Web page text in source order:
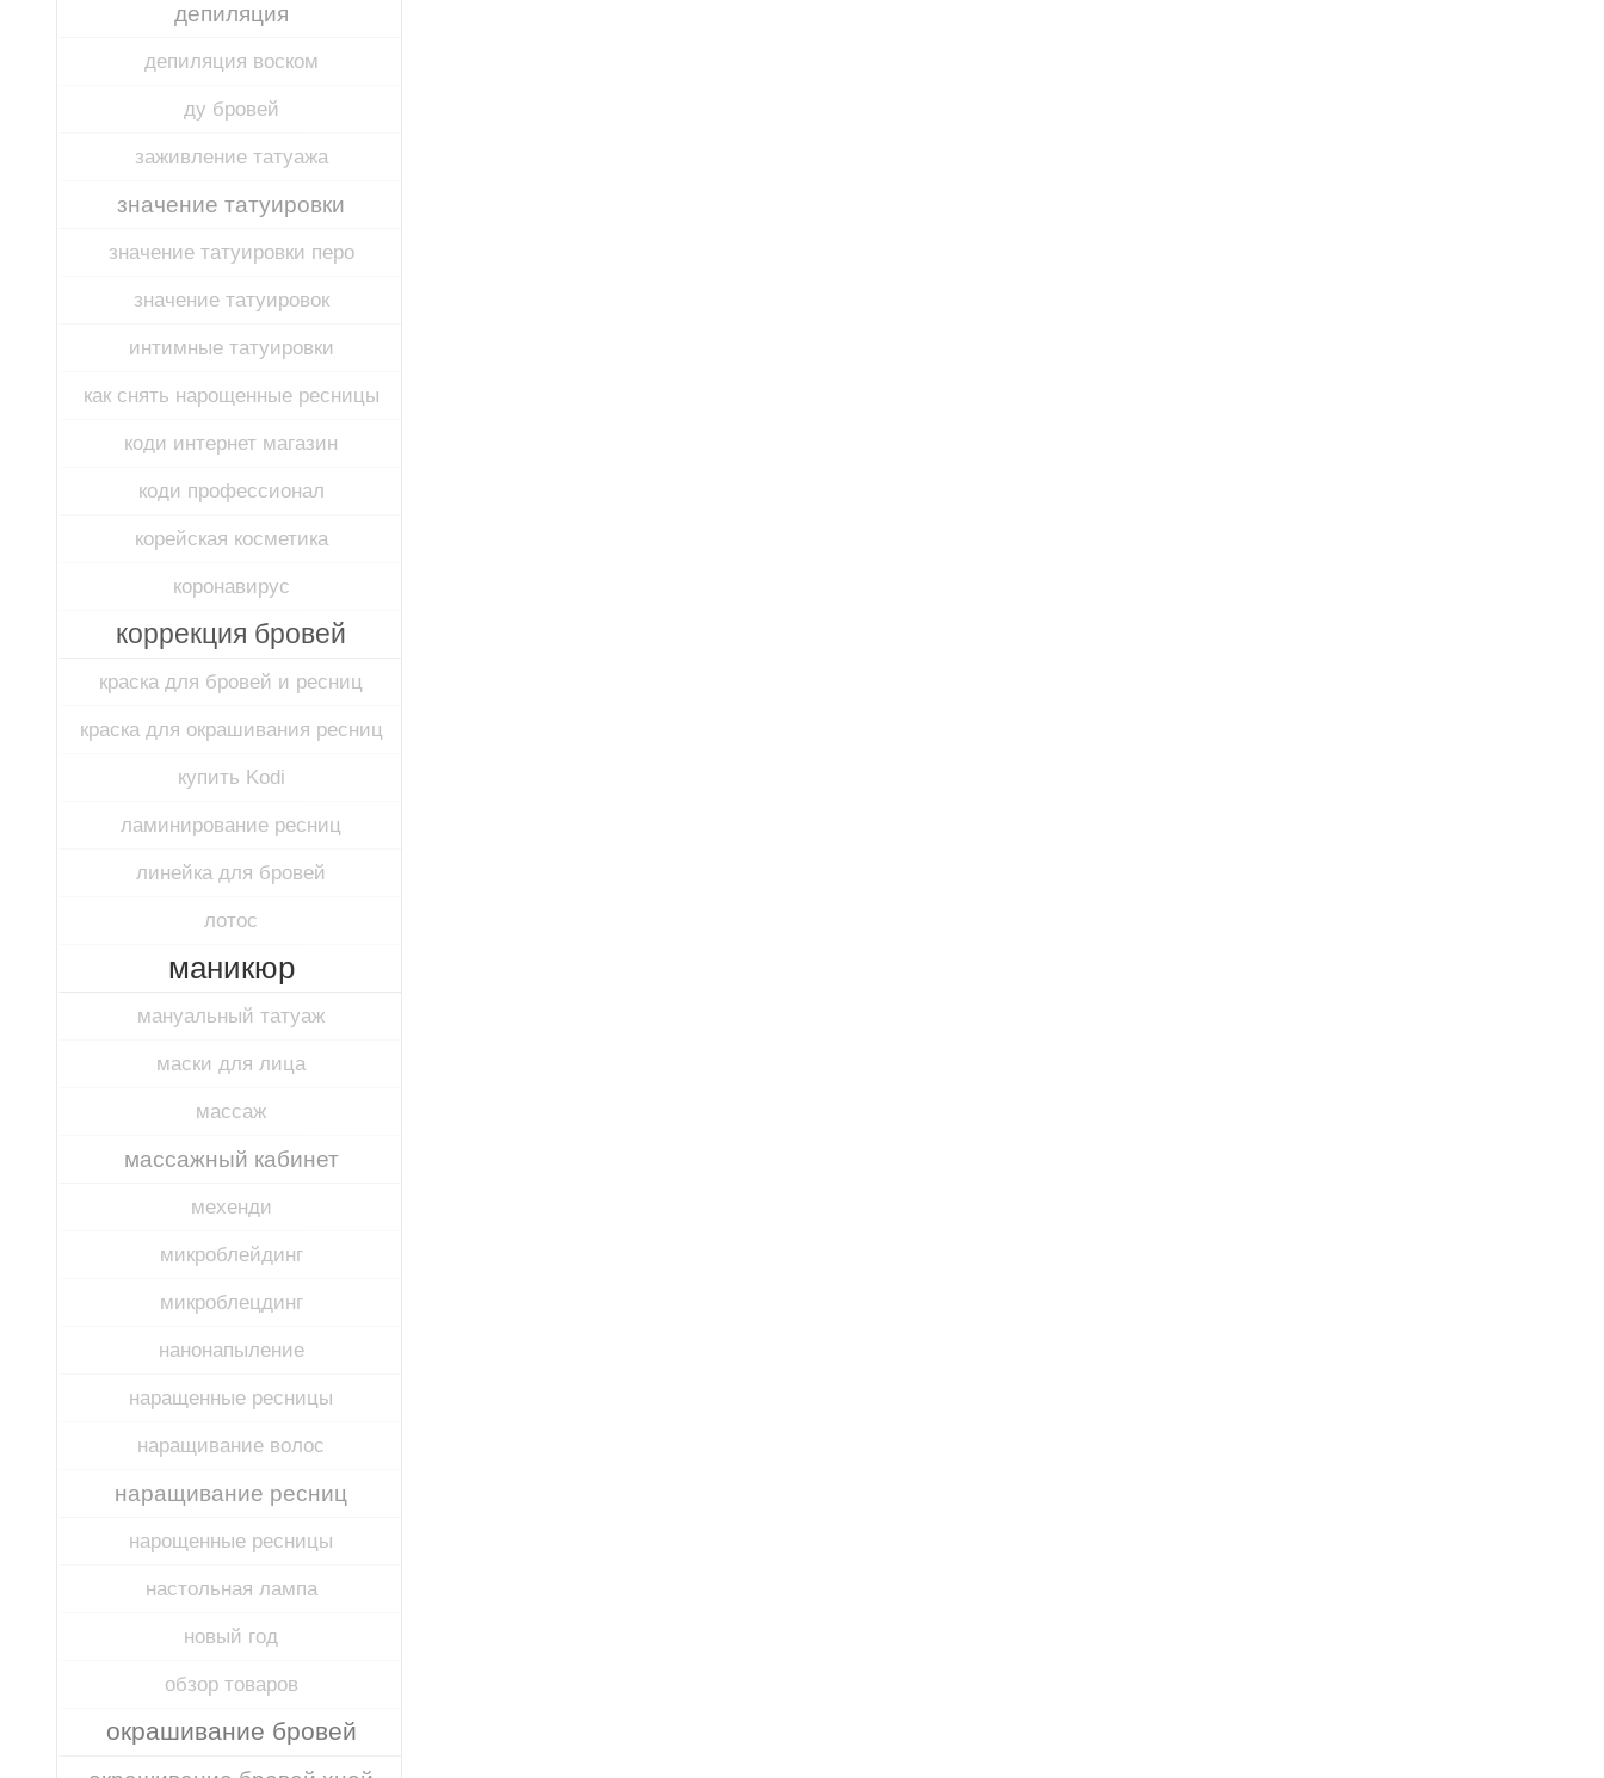
депиляция
депиляция воском
ду бровей
заживление татуажа
значение татуировки
значение татуировки перо
значение татуировок
интимные татуировки
как снять нарощенные ресницы
коди интернет магазин
коди профессионал
корейская косметика
коронавирус
коррекция бровей
краска для бровей и ресниц
краска для окрашивания ресниц
купить Kodi
ламинирование ресниц
линейка для бровей
лотос
маникюр
мануальный татуаж
маски для лица
массаж
массажный кабинет
мехенди
микроблейдинг
микроблецдинг
нанонапыление
наращенные ресницы
наращивание волос
наращивание ресниц
нарощенные ресницы
настольная лампа
новый год
обзор товаров
окрашивание бровей